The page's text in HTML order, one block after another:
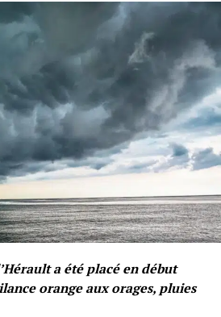
a été placé en début
orange aux orages, pluies